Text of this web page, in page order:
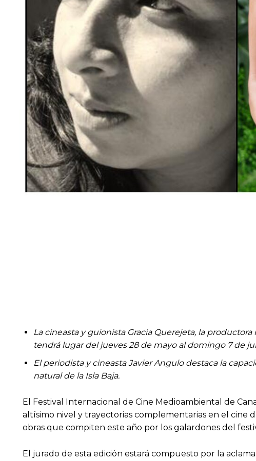
La cineasta y guionista Gracia Querejeta, la
tendrá lugar del jueves 28 de mayo al domingo 7 de
El periodista y cineasta Javier Angulo destaca la
natural de la Isla Baja.
El Festival Internacional de Cine Medioambiental de
altísimo nivel y trayectorias complementarias en el cine
obras que compiten este año por los galardones del
El jurado de esta edición estará compuesto por la